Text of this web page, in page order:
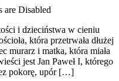
are Disabled
i dzieciństwa w cieniu
która przetrwała dłużej
murarz i matka, która miała
jest Jan Paweł I, którego
pokorę, upór […]